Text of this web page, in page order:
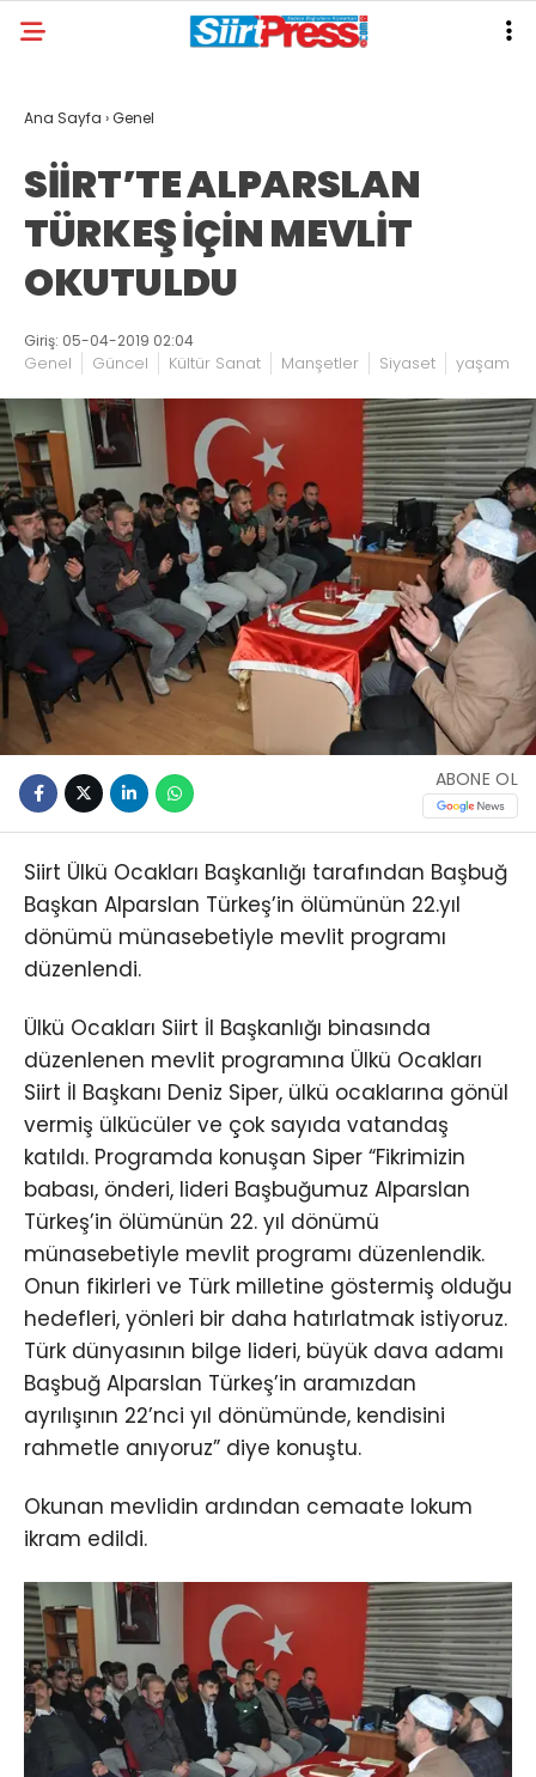
Ana Sayfa ›Genel
SİİRT’TE ALPARSLAN
TÜRKEŞ İÇİN MEVLİT
OKUTULDU
Giriş: 05-04-2019 02:04
Genel Güncel Kültür Sanat Manşetler Siyaset yaşam
ABONE OL
Siirt Ülkü Ocakları Başkanlığı tarafından Başbuğ
Başkan Alparslan Türkeş’in ölümünün 22.yıl
dönümü münasebetiyle mevlit programı
düzenlendi.
Ülkü Ocakları Siirt İl Başkanlığı binasında
düzenlenen mevlit programına Ülkü Ocakları
Siirt İl Başkanı Deniz Siper, ülkü ocaklarına gönül
vermiş ülkücüler ve çok sayıda vatandaş
katıldı. Programda konuşan Siper “Fikrimizin
babası, önderi, lideri Başbuğumuz Alparslan
Türkeş’in ölümünün 22. yıl dönümü
münasebetiyle mevlit programı düzenlendik.
Onun fikirleri ve Türk milletine göstermiş olduğu
hedefleri, yönleri bir daha hatırlatmak istiyoruz.
Türk dünyasının bilge lideri, büyük dava adamı
Başbuğ Alparslan Türkeş’in aramızdan
ayrılışının 22’nci yıl dönümünde, kendisini
rahmetle anıyoruz” diye konuştu.
Okunan mevlidin ardından cemaate lokum
ikram edildi.